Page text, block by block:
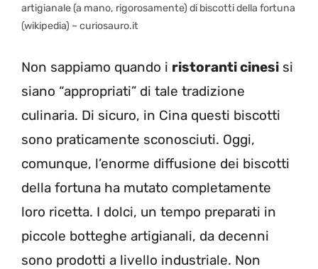
artigianale (a mano, rigorosamente) di biscotti della fortuna
(wikipedia) – curiosauro.it
Non sappiamo quando i ristoranti cinesi si
siano “appropriati” di tale tradizione
culinaria. Di sicuro, in Cina questi biscotti
sono praticamente sconosciuti. Oggi,
comunque, l’enorme diffusione dei biscotti
della fortuna ha mutato completamente
loro ricetta. I dolci, un tempo preparati in
piccole botteghe artigianali, da decenni
sono prodotti a livello industriale. Non